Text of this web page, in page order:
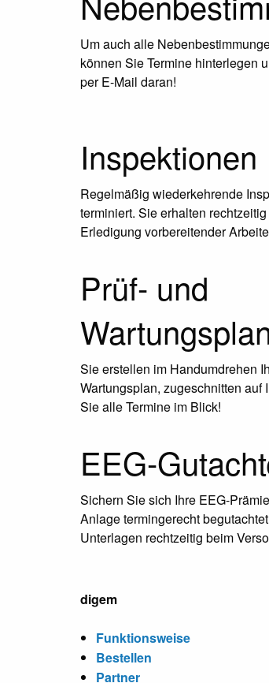
Um auch alle
können Sie Termine hinterlegen
per E-Mail daran!
Inspektionen
Regelmäßig wiederkehrende
terminiert. Sie erhalten
Erledigung vorbereitender
Prüf- und
Sie erstellen im Handumdrehen
Wartungsplan, zugeschnitten auf
Sie alle Termine im Blick!
EEG-
Sichern Sie sich Ihre EEG-
Anlage termingerecht
Unterlagen rechtzeitig beim
digem
Funktionsweise
Bestellen
Partner